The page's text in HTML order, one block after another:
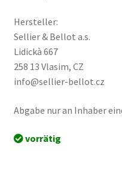
Hersteller:
Sellier & Bellot a.s.
Lidickà 667
258 13 Vlasim, CZ
info@sellier-bellot.cz
Abgabe nur an Inhaber
vorrätig